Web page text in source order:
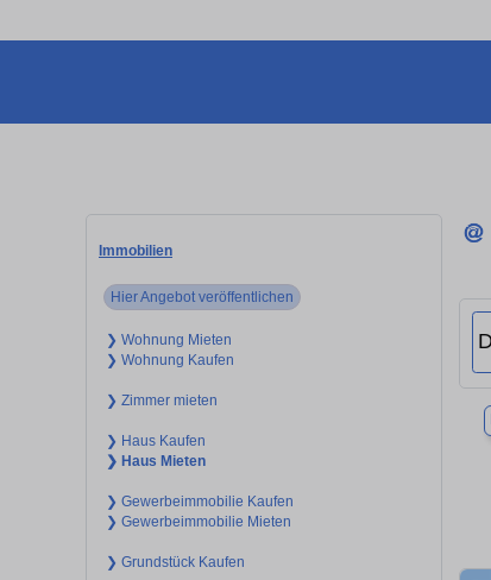
Immobilien
Hier Angebot veröffentlichen
❯ Wohnung Mieten
❯ Wohnung Kaufen
❯ Zimmer mieten
❯ Haus Kaufen
❯ Haus Mieten
❯ Gewerbeimmobilie Kaufen
❯ Gewerbeimmobilie Mieten
❯ Grundstück Kaufen